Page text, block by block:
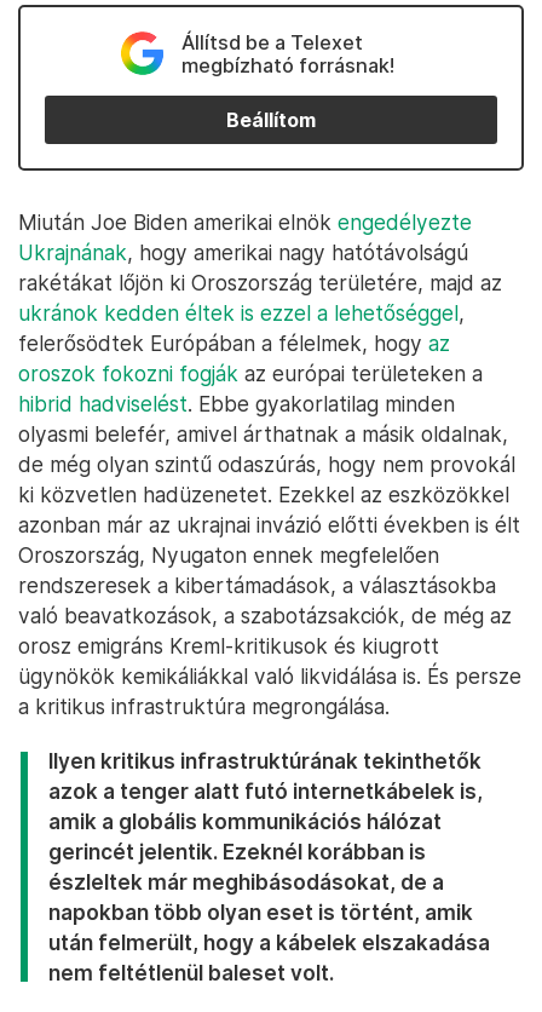
Állítsd be a Telexet
megbízható forrásnak!
Beállítom
Miután Joe Biden amerikai elnök engedélyezte
Ukrajnának, hogy amerikai nagy hatótávolságú
rakétákat lőjön ki Oroszország területére, majd az
ukránok kedden éltek is ezzel a lehetőséggel,
felerősödtek Európában a félelmek, hogy az
oroszok fokozni fogják az európai területeken a
hibrid hadviselést. Ebbe gyakorlatilag minden
olyasmi belefér, amivel árthatnak a másik oldalnak,
de még olyan szintű odaszúrás, hogy nem provokál
ki közvetlen hadüzenetet. Ezekkel az eszközökkel
azonban már az ukrajnai invázió előtti években is élt
Oroszország, Nyugaton ennek megfelelően
rendszeresek a kibertámadások, a választásokba
való beavatkozások, a szabotázsakciók, de még az
orosz emigráns Kreml-kritikusok és kiugrott
ügynökök kemikáliákkal való likvidálása is. És persze
a kritikus infrastruktúra megrongálása.
Ilyen kritikus infrastruktúrának tekinthetők
azok a tenger alatt futó internetkábelek is,
amik a globális kommunikációs hálózat
gerincét jelentik. Ezeknél korábban is
észleltek már meghibásodásokat, de a
napokban több olyan eset is történt, amik
után felmerült, hogy a kábelek elszakadása
nem feltétlenül baleset volt.